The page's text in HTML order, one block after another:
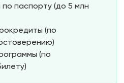
паспорту (до 5 млн
(по
(по